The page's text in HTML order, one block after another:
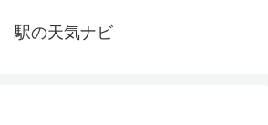
駅の天気ナビ